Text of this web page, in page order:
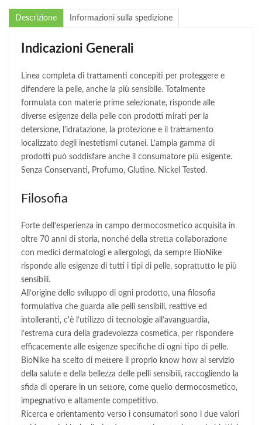
Descrizione Informazioni sulla spedizione
Indicazioni Generali
Linea completa di trattamenti concepiti per proteggere e
difendere la pelle, anche la più sensibile. Totalmente
formulata con materie prime selezionate, risponde alle
diverse esigenze della pelle con prodotti mirati per la
detersione, l'idratazione, la protezione e il trattamento
localizzato degli inestetismi cutanei. L’ampia gamma di
prodotti può soddisfare anche il consumatore più esigente.
Senza Conservanti, Profumo, Glutine. Nickel Tested.
Filosofia
Forte dell’esperienza in campo dermocosmetico acquisita in
oltre 70 anni di storia, nonché della stretta collaborazione
con medici dermatologi e allergologi, da sempre BioNike
risponde alle esigenze di tutti i tipi di pelle, soprattutto le più
sensibili.
All’origine dello sviluppo di ogni prodotto, una filosofia
formulativa che guarda alle pelli sensibili, reattive ed
intolleranti, c'è l’utilizzo di tecnologie all’avanguardia,
l’estrema cura della gradevolezza cosmetica, per rispondere
efficacemente alle esigenze specifiche di ogni tipo di pelle.
BioNike ha scelto di mettere il proprio know how al servizio
della salute e della bellezza delle pelli sensibili, raccogliendo la
sfida di operare in un settore, come quello dermocosmetico,
impegnativo e altamente competitivo.
Ricerca e orientamento verso i consumatori sono i due valori